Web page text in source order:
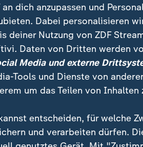
der Hollywoodstar für einen
aus. Nun wurde Cruise bei
geehrt.
an dich anzupassen und
Dabei personalisieren
deiner Nutzung von ZDF
Daten von Dritten werden
Media und externe
Tools und Dienste von
um das Teilen von Inhalten
entscheiden, für welche
und verarbeiten dürfen.